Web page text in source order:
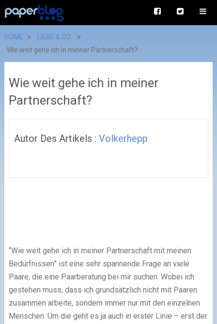
HOME
LIEBE & CO
Wie weit gehe ich in meiner Partnerschaft?
Wie weit gehe ich in meiner
Partnerschaft?
Autor Des Artikels : Volkerhepp
“Wie weit gehe ich in meiner Partnerschaft mit meinen
Bedürfnissen” ist eine sehr spannende Frage an viele
Paare, die eine Paarberatung bei mir suchen. Wobei ich
gestehen muss, dass ich grundsätzlich nicht mit Paaren
zusammen arbeite, sondern immer nur mit den einzelnen
Menschen. Um die geht es ja auch in erster Linie – erst der